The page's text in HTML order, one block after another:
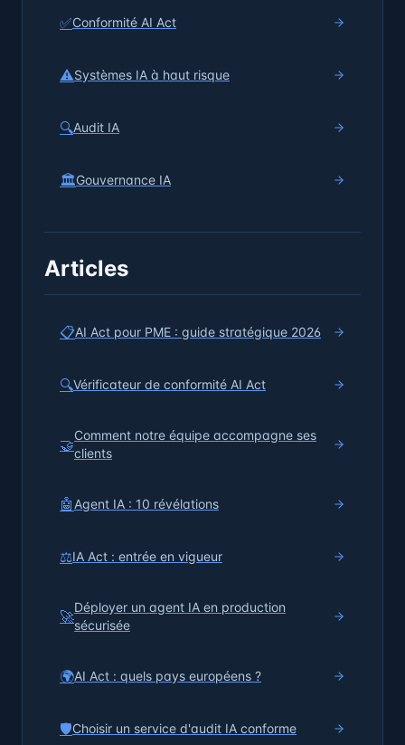
✅Conformité AI Act
⚠️Systèmes IA à haut risque
🔍Audit IA
🏛️Gouvernance IA
Articles
📋AI Act pour PME : guide stratégique 2026
🔍Vérificateur de conformité AI Act
🤝
Comment notre équipe accompagne ses
clients
🤖Agent IA : 10 révélations
⚖️IA Act : entrée en vigueur
🚀
Déployer un agent IA en production
sécurisée
🌍AI Act : quels pays européens ?
🛡️Choisir un service d'audit IA conforme